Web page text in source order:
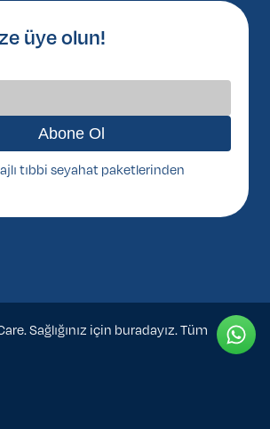
üye olun!
tıbbi seyahat paketlerinden
Sağlığınız için buradayız. Tüm